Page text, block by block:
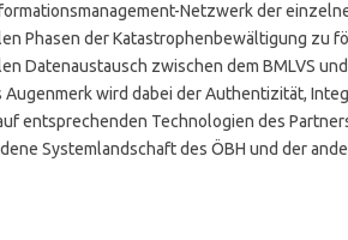
Netzwerk der
Phasen der Katastrophenbewältigung zu
Datenaustausch zwischen dem BMLVS
wird dabei der Authentizität,
entsprechenden Technologien des
Systemlandschaft des ÖBH und der